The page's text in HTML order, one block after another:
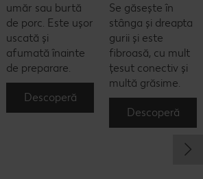
umăr sau burtă
de porc. Este ușor
uscată și
afumată înainte
de preparare.
Descoperă
Se găsește în
stânga și dreapta
gurii și este
fibroasă, cu mult
țesut conectiv și
multă grăsime.
Descoperă